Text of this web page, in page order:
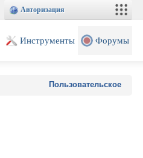
Авторизация
Инструменты Форумы
Пользовательское